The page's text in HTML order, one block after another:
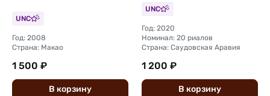
UNC
Год: 2008
Страна: Макао
1 500 ₽
В корзину
UNC
Год: 2020
Номинал: 20 риалов
Страна: Саудовская Аравия
1 200 ₽
В корзину